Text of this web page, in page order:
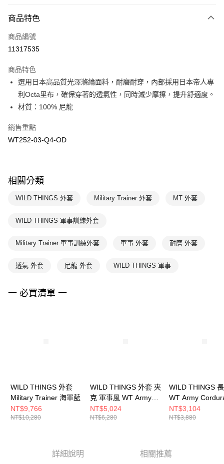
Apple Pay
悠遊付
7-11取貨(快速到店)
每筆NT$100，滿NT$1,500(含以上)免運費
宅配-本島
每筆NT$100，滿NT$1,500(含以上)免運費
商品特色
商品編號
11317535
商品特色
選用日本高品質光澤滌綸面料，耐磨耐穿，內部採用日本帝人專
利Octa里布，確保穿著的透氣性，同時減少摩擦，提升舒適度。
材質：100% 尼龍
銷售重點
WT252-03-Q4-OD
相關分類
WILD THINGS 外套 Military Trainer 外套 MT 外套
WILD THINGS 軍事訓練外套
Military Trainer 軍事訓練外套 軍事 外套 耐磨 外套
透氣 外套 尼龍 外套 WILD THINGS 軍事
一 必買清單 一
WILD THINGS 外套
Military Trainer 海軍藍
NT$9,766
NT$10,280
WILD THINGS 外套 夾
克 軍事風 WT Army
Cordura 橄欖褐
NT$5,024
NT$6,280
WILD THINGS
WT Army
欖褐
NT$3,104
NT$3,880
詳細說明 相關推薦